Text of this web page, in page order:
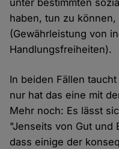
unter bestimmten
haben, tun zu
(Gewährleistung von
Handlungsfreiheiten).
In beiden Fällen
nur hat das eine mit
Mehr noch: Es lässt
"Jenseits von Gut und
dass einige der